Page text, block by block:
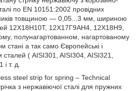
по EN 10151:2002 провідних
товщиною — 0,05...3 мм, шириною
12Х18Н10Т, 12Х17Г9АН4, 12Х18Н9,
полунагартованном, нагартованому
стані а так само Європейські і
сталей ( AISI301, AISI304, AISI321,
т. д.
steel strip for spring – Technical
з нержавіючої сталі для пружних